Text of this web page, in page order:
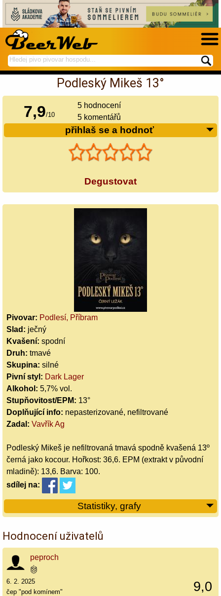
hledej
na
spustí
hledání
Podleský Mikeš 13°
7,9/10
5 hodnocení
5 komentářů
přihlaš se a hodnoť
Degustovat
Pivovar: Podlesí, Příbram
Slad: ječný
Kvašení: spodní
Druh: tmavé
Skupina: silné
Pivní styl: Dark Lager
Alkohol: 5,7% vol.
Stupňovitost/EPM: 13°
Doplňující info: nepasterizované, nefiltrované
Zadal: Vavřík Ag
Podleský Mikeš je nefiltrovaná tmavá spodně kvašená 13º
černá jako kocour. Hořkost: 36,6. EPM (extrakt v původní
mladině): 13,6. Barva: 100.
sdílej na:
Statistiky, grafy
Hodnocení uživatelů
peproch
9,0
6. 2. 2025
čep "pod komínem"